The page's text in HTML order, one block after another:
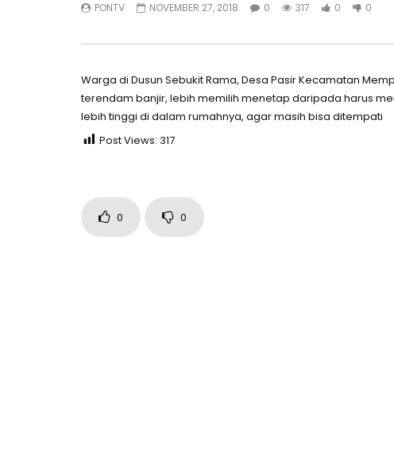
PONTV NOVEMBER 27, 2018 0 317 0 0
Warga di Dusun Sebukit Rama, Desa Pasir Kecamatan
terendam banjir, lebih memilih menetap daripada harus
lebih tinggi di dalam rumahnya, agar masih bisa ditempati
Post Views: 317
0 0